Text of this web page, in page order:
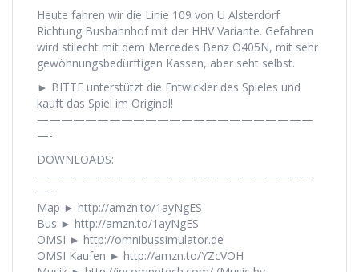
Heute fahren wir die Linie 109 von U Alsterdorf
Richtung Busbahnhof mit der HHV Variante. Gefahren
wird stilecht mit dem Mercedes Benz O405N, mit sehr
gewöhnungsbedürftigen Kassen, aber seht selbst.
► BITTE unterstützt die Entwickler des Spieles und
kauft das Spiel im Original!
———————————————————————
—-
DOWNLOADS:
———————————————————————
—-
Map ► http://amzn.to/1ayNgES
Bus ► http://amzn.to/1ayNgES
OMSI ► http://omnibussimulator.de
OMSI Kaufen ► http://amzn.to/YZcVOH